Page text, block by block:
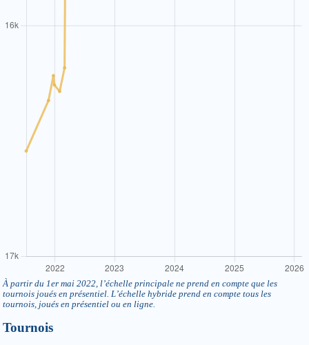
À partir du 1er mai 2022, l’échelle principale ne prend en compte que les
tournois joués en présentiel. L’échelle hybride prend en compte tous les
tournois, joués en présentiel ou en ligne.
Tournois